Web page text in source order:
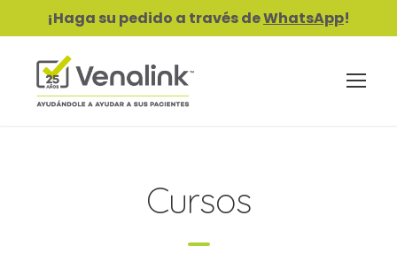
¡Haga su pedido a través deWhatsApp!
Cursos